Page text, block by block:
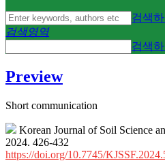
검색하
검색영역
검색하
Preview
Short communication
Korean Journal of Soil Science
2024. 426-432
https://doi.org/10.7745/